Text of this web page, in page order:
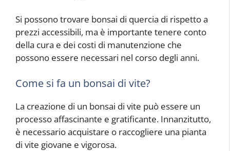
Si possono trovare bonsai di quercia di rispetto a
prezzi accessibili, ma è importante tenere conto
della cura e dei costi di manutenzione che
possono essere necessari nel corso degli anni.
Come si fa un bonsai di vite?
La creazione di un bonsai di vite può essere un
processo affascinante e gratificante. Innanzitutto,
è necessario acquistare o raccogliere una pianta
di vite giovane e vigorosa.